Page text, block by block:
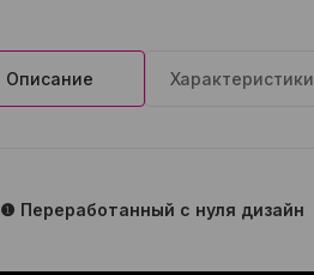
Описание Характеристики
❶ Переработанный с нуля дизайн